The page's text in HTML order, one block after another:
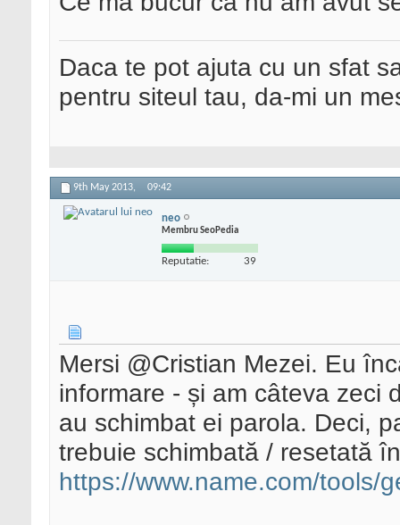
Daca te pot ajuta cu un sfat
pentru siteul tau, da-mi un
9th May 2013, 09:42
neo
Membru SeoPedia
Reputatie: 39
Mersi @Cristian Mezei. Eu
informare - și am câteva zeci
au schimbat ei parola. Deci,
trebuie schimbată / resetată
https://www.name.com/tools/